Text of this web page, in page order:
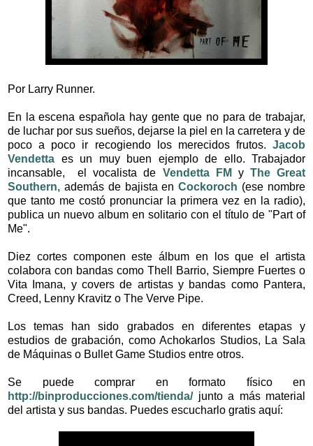
Por Larry Runner.
En la escena española hay gente que no para de trabajar,
de luchar por sus sueños, dejarse la piel en la carretera y de
poco a poco ir recogiendo los merecidos frutos. Jacob
Vendetta es un muy buen ejemplo de ello. Trabajador
incansable, el vocalista de Vendetta FM y The Great
Southern, además de bajista enCockoroch (ese nombre
que tanto me costó pronunciar la primera vez en la radio),
publica un nuevo album en solitario con el título de "Part of
Me".
Diez cortes componen este álbum en los que el artista
colabora con bandas como Thell Barrio, Siempre Fuertes o
Vita Imana, y covers de artistas y bandas como Pantera,
Creed, Lenny Kravitz o The Verve Pipe.
Los temas han sido grabados en diferentes etapas y
estudios de grabación, como Achokarlos Studios, La Sala
de Máquinas o Bullet Game Studios entre otros.
Se puede comprar en formato físico en
http://binproducciones.com/tienda/junto a más material
del artista y sus bandas. Puedes escucharlo gratis aquí: